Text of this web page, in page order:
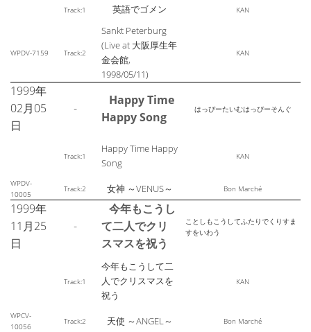
Track:1 英語でゴメン KAN
WPDV-7159 Track:2
Sankt Peterburg
(Live at 大阪厚生年
金会館,
1998/05/11)
KAN
1999年
02月05
日
-
Happy Time
Happy Song
はっぴーたいむはっぴーそんぐ
Track:1
Happy Time Happy
Song
KAN
WPDV-
10005
Track:2 女神 ～VENUS～ Bon Marché
1999年
11月25
日
-
今年もこうし
て二人でクリ
スマスを祝う
ことしもこうしてふたりでくりすま
すをいわう
Track:1
今年もこうして二
人でクリスマスを
祝う
KAN
WPCV-
10056
Track:2 天使 ～ANGEL～ Bon Marché